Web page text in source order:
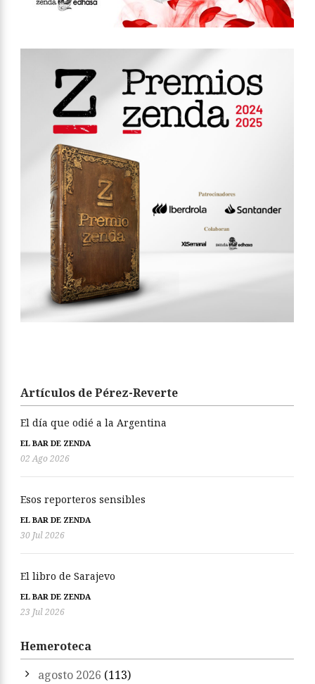
Artículos de Pérez-Reverte
El día que odié a la Argentina
EL BAR DE ZENDA
02 Ago 2026
Esos reporteros sensibles
EL BAR DE ZENDA
30 Jul 2026
El libro de Sarajevo
EL BAR DE ZENDA
23 Jul 2026
Hemeroteca
agosto 2026 (113)